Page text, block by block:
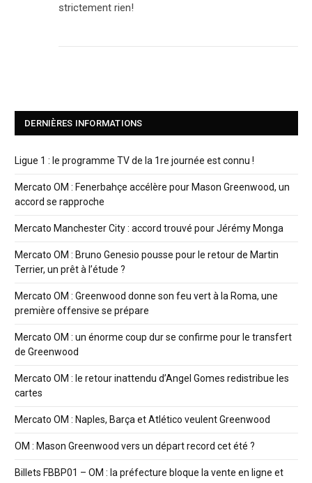
strictement rien!
DERNIÈRES INFORMATIONS
Ligue 1 : le programme TV de la 1re journée est connu !
Mercato OM : Fenerbahçe accélère pour Mason Greenwood, un
accord se rapproche
Mercato Manchester City : accord trouvé pour Jérémy Monga
Mercato OM : Bruno Genesio pousse pour le retour de Martin
Terrier, un prêt à l’étude ?
Mercato OM : Greenwood donne son feu vert à la Roma, une
première offensive se prépare
Mercato OM : un énorme coup dur se confirme pour le transfert
de Greenwood
Mercato OM : le retour inattendu d’Angel Gomes redistribue les
cartes
Mercato OM : Naples, Barça et Atlético veulent Greenwood
OM : Mason Greenwood vers un départ record cet été ?
Billets FBBP01 – OM : la préfecture bloque la vente en ligne et